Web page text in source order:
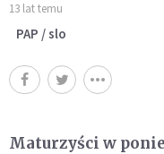
13 lat temu
PAP / slo
Maturzyści w